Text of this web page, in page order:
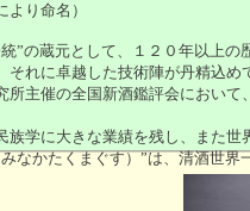
より命名）
”の蔵元として、１２０年以上の
それに卓越した技術陣が丹精込め
所主催の全国新酒鑑評会において
族学に大きな業績を残し、また世
なかたくまぐす）”は、清酒世界